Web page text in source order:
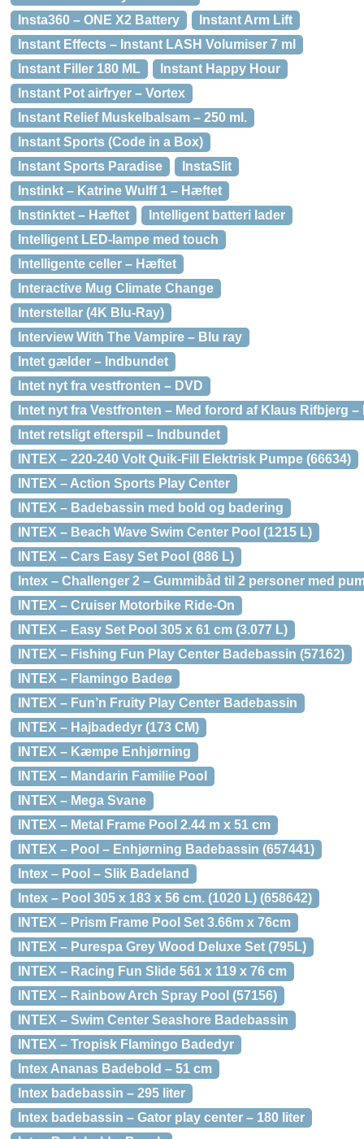
Insta360 – ONE X2 Battery
Instant Arm Lift
Instant Effects – Instant LASH Volumiser 7 ml
Instant Filler 180 ML
Instant Happy Hour
Instant Pot airfryer – Vortex
Instant Relief Muskelbalsam – 250 ml.
Instant Sports (Code in a Box)
Instant Sports Paradise
InstaSlit
Instinkt – Katrine Wulff 1 – Hæftet
Instinktet – Hæftet
Intelligent batteri lader
Intelligent LED-lampe med touch
Intelligente celler – Hæftet
Interactive Mug Climate Change
Interstellar (4K Blu-Ray)
Interview With The Vampire – Blu ray
Intet gælder – Indbundet
Intet nyt fra vestfronten – DVD
Intet nyt fra Vestfronten – Med forord af Klaus Rifbjerg
Intet retsligt efterspil – Indbundet
INTEX – 220-240 Volt Quik-Fill Elektrisk Pumpe (66634)
INTEX – Action Sports Play Center
INTEX – Badebassin med bold og badering
INTEX – Beach Wave Swim Center Pool (1215 L)
INTEX – Cars Easy Set Pool (886 L)
Intex – Challenger 2 – Gummibåd til 2 personer med
INTEX – Cruiser Motorbike Ride-On
INTEX – Easy Set Pool 305 x 61 cm (3.077 L)
INTEX – Fishing Fun Play Center Badebassin (57162)
INTEX – Flamingo Badeø
INTEX – Fun’n Fruity Play Center Badebassin
INTEX – Hajbadedyr (173 CM)
INTEX – Kæmpe Enhjørning
INTEX – Mandarin Familie Pool
INTEX – Mega Svane
INTEX – Metal Frame Pool 2.44 m x 51 cm
INTEX – Pool – Enhjørning Badebassin (657441)
Intex – Pool – Slik Badeland
Intex – Pool 305 x 183 x 56 cm. (1020 L) (658642)
INTEX – Prism Frame Pool Set 3.66m x 76cm
INTEX – Purespa Grey Wood Deluxe Set (795L)
INTEX – Racing Fun Slide 561 x 119 x 76 cm
INTEX – Rainbow Arch Spray Pool (57156)
INTEX – Swim Center Seashore Badebassin
INTEX – Tropisk Flamingo Badedyr
Intex Ananas Badebold – 51 cm
Intex badebassin – 295 liter
Intex badebassin – Gator play center – 180 liter